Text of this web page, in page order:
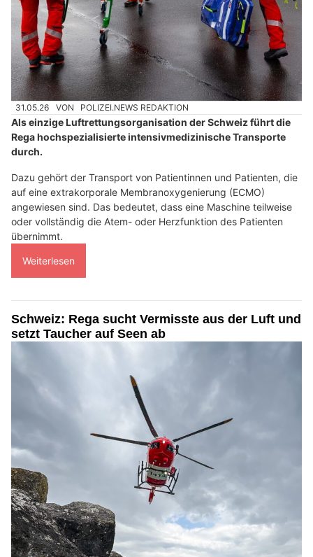
31.05.26 VON POLIZEI.NEWS REDAKTION
Als einzige Luftrettungsorganisation der Schweiz führt die
Rega hochspezialisierte intensivmedizinische Transporte
durch.
Dazu gehört der Transport von Patientinnen und Patienten, die
auf eine extrakorporale Membranoxygenierung (ECMO)
angewiesen sind. Das bedeutet, dass eine Maschine teilweise
oder vollständig die Atem- oder Herzfunktion des Patienten
übernimmt.
Weiterlesen
Schweiz: Rega sucht Vermisste aus der Luft und
setzt Taucher auf Seen ab